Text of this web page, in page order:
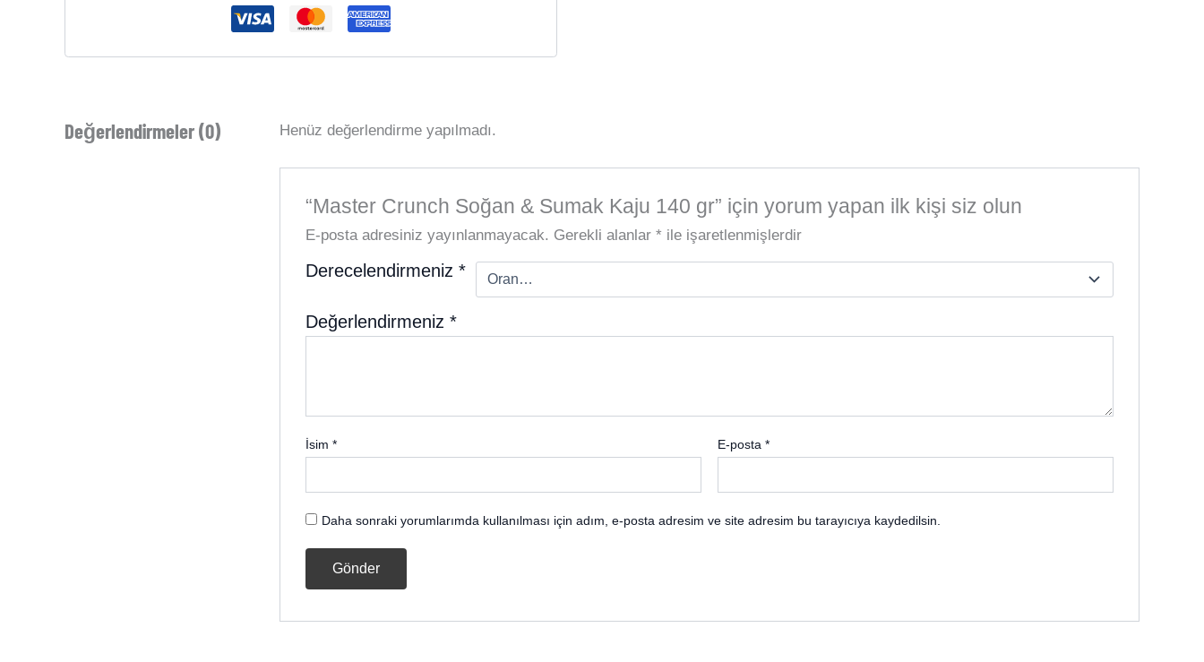
Değerlendirmeler (0) Henüz değerlendirme yapılmadı.
“Master Crunch Soğan & Sumak Kaju 140 gr” için yorum yapan ilk kişi siz olun
E-posta adresiniz yayınlanmayacak. Gerekli alanlar* ile işaretlenmişlerdir
Derecelendirmeniz*
Değerlendirmeniz*
İsim* E-posta*
Daha sonraki yorumlarımda kullanılması için adım, e-posta adresim ve site adresim bu tarayıcıya kaydedilsin.